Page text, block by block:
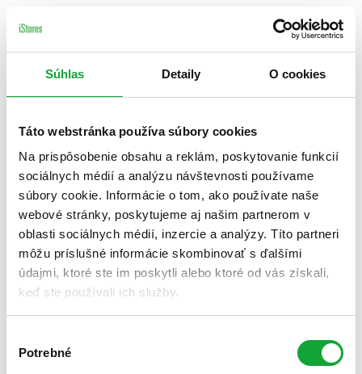
Súhlas Detaily O cookies
Táto webstránka používa súbory cookies
Na prispôsobenie obsahu a reklám, poskytovanie funkcií
sociálnych médií a analýzu návštevnosti používame
súbory cookie. Informácie o tom, ako používate naše
webové stránky, poskytujeme aj našim partnerom v
oblasti sociálnych médií, inzercie a analýzy. Títo partneri
môžu príslušné informácie skombinovať s ďalšími
údajmi, ktoré ste im poskytli alebo ktoré od vás získali,
keď ste používali ich služby.
súhlasu
Potrebné